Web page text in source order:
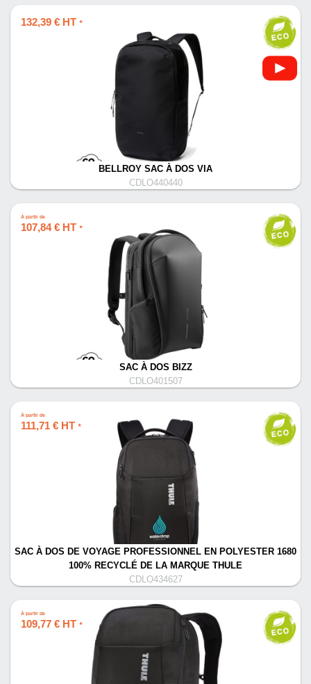
132,39 € HT *
BELLROY SAC À DOS VIA
CDLO440440
À partir de
107,84 € HT *
SAC À DOS BIZZ
CDLO401507
À partir de
111,71 € HT *
SAC À DOS DE VOYAGE PROFESSIONNEL EN POLYESTER 1680
100% RECYCLÉ DE LA MARQUE THULE
CDLO434627
À partir de
109,77 € HT *